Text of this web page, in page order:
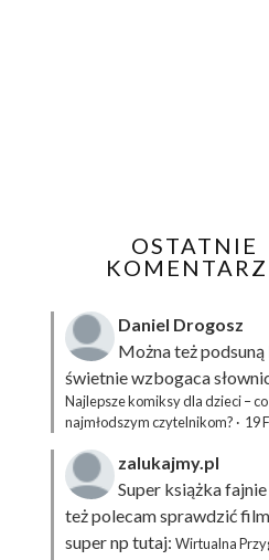
OSTATNIE
Daniel Drogosz
Można też podsuną
świetnie wzbogaca
Najlepsze komiksy dla dzieci –
najmłodszym czytelnikom? · 19
zalukajmy.pl
Super książka
też polecam sprawdzić
super np tutaj: Wirtualna